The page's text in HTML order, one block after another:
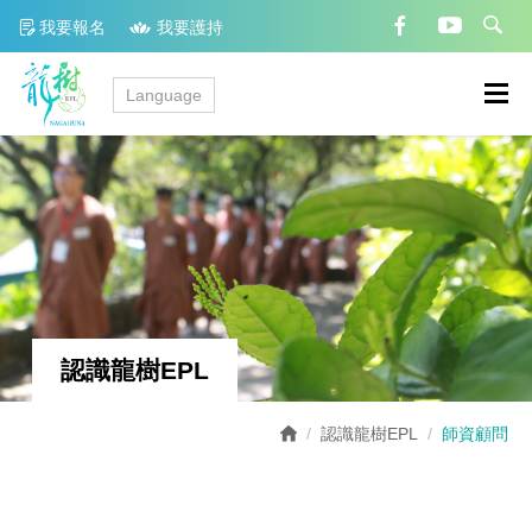
我要報名 我要護持
Language
認識龍樹EPL
認識龍樹EPL 師資顧問